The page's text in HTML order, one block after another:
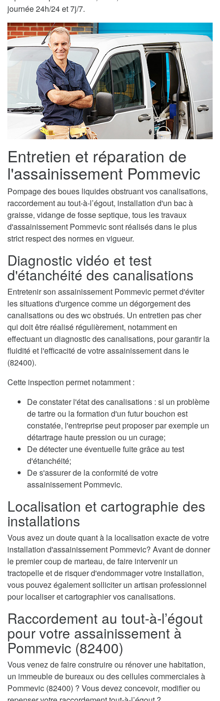
journée 24h/24 et 7j/7.
Entretien et réparation de
l'assainissement Pommevic
Pompage des boues liquides obstruant vos canalisations,
raccordement au tout-à-l’égout, installation d'un bac à
graisse, vidange de fosse septique, tous les travaux
d'assainissement Pommevic sont réalisés dans le plus
strict respect des normes en vigueur.
Diagnostic vidéo et test
d'étanchéité des canalisations
Entretenir son assainissement Pommevic permet d'éviter
les situations d'urgence comme un dégorgement des
canalisations ou des wc obstrués. Un entretien pas cher
qui doit être réalisé régulièrement, notamment en
effectuant un diagnostic des canalisations, pour garantir la
fluidité et l'efficacité de votre assainissement dans le
(82400).
Cette inspection permet notamment :
De constater l'état des canalisations : si un problème
de tartre ou la formation d'un futur bouchon est
constatée, l'entreprise peut proposer par exemple un
détartrage haute pression ou un curage;
De détecter une éventuelle fuite grâce au test
d'étanchéité;
De s'assurer de la conformité de votre
assainissement Pommevic.
Localisation et cartographie des
installations
Vous avez un doute quant à la localisation exacte de votre
installation d'assainissement Pommevic? Avant de donner
le premier coup de marteau, de faire intervenir un
tractopelle et de risquer d'endommager votre installation,
vous pouvez également solliciter un artisan professionnel
pour localiser et cartographier vos canalisations.
Raccordement au tout-à-l’égout
pour votre assainissement à
Pommevic (82400)
Vous venez de faire construire ou rénover une habitation,
un immeuble de bureaux ou des cellules commerciales à
Pommevic (82400) ? Vous devez concevoir, modifier ou